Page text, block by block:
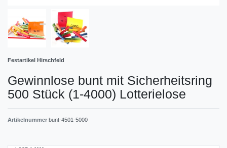
Festartikel Hirschfeld
Gewinnlose bunt mit Sicherheitsring
500 Stück (1-4000) Lotterielose
Artikelnummer bunt-4501-5000